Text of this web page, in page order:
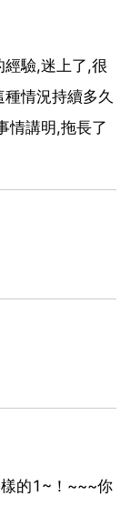
驗,迷上了,很
情況持續多久
情講明,拖長了
的1~！~~~你